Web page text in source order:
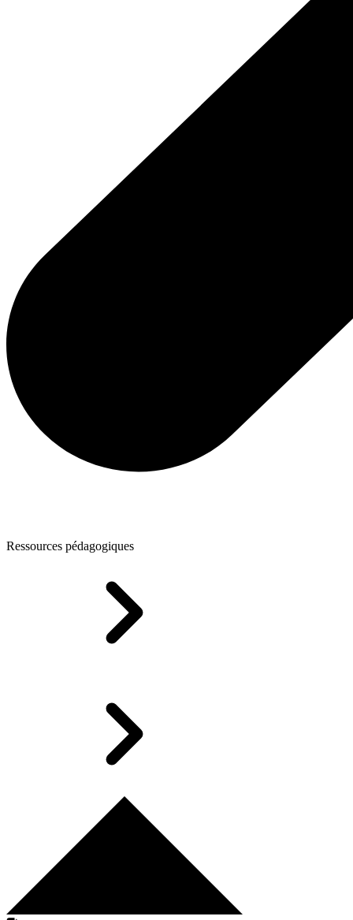
Ressources pédagogiques